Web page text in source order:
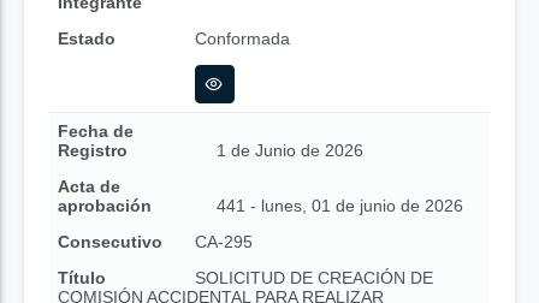
Estado
Conformada
Fecha de
Registro
1 de Junio de 2026
Acta de
aprobación
441 - lunes, 01 de junio de 2026
Consecutivo
CA-295
Título
SOLICITUD DE CREACIÓN DE
COMISIÓN ACCIDENTAL PARA REALIZAR